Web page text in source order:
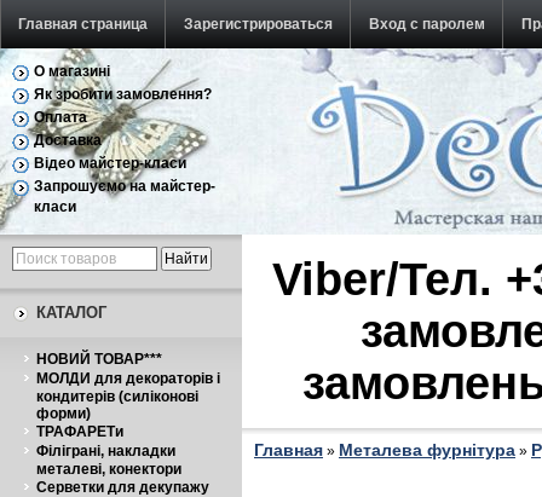
Главная страница Зарегистрироваться Вход с паролем
Обратная связь
О магазині
Як зробити замовлення?
Оплата
Доставка
Відео майстер-класи
Запрошуємо на майстер-
класи
КАТАЛОГ
НОВИЙ ТОВАР***
МОЛДИ для декораторів і
кондитерів (силіконові
форми)
ТРАФАРЕТи
Філіграні, накладки
металеві, конектори
Серветки для декупажу
Viber/Тел.
Главная » Металева фурнітура »